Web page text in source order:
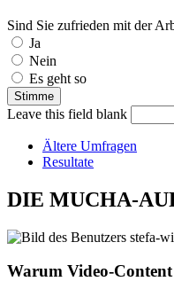
Sind Sie zufrieden mit der
Auswahlmöglichkeiten
Ja
Nein
Es geht so
Leave this field blank
Ältere Umfragen
Resultate
DIE MUCHA-
Warum Video-